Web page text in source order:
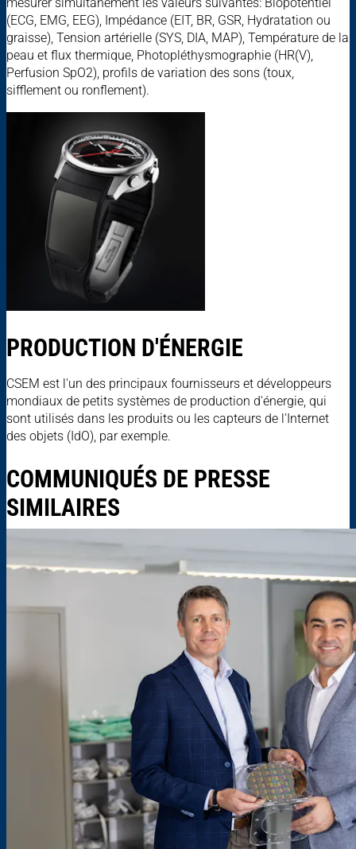
(ECG, EMG, EEG), Impédance (EIT, BR, GSR, Hydratation ou
graisse), Tension artérielle (SYS, DIA, MAP), Température de la
peau et flux thermique, Photopléthysmographie (HR(V),
Perfusion SpO2), profils de variation des sons (toux,
sifflement ou ronflement).
PRODUCTION D'ÉNERGIE
CSEM est l'un des principaux fournisseurs et développeurs
mondiaux de petits systèmes de production d'énergie, qui
sont utilisés dans les produits ou les capteurs de l'Internet
des objets (IdO), par exemple.
COMMUNIQUÉS DE PRESSE
SIMILAIRES